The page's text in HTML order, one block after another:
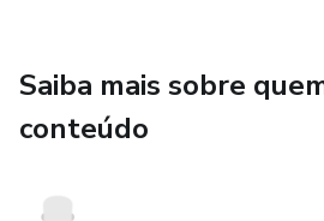
Saiba mais sobre
conteúdo